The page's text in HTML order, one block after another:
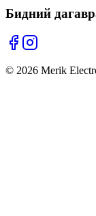
Бидний
© 2026 Merik